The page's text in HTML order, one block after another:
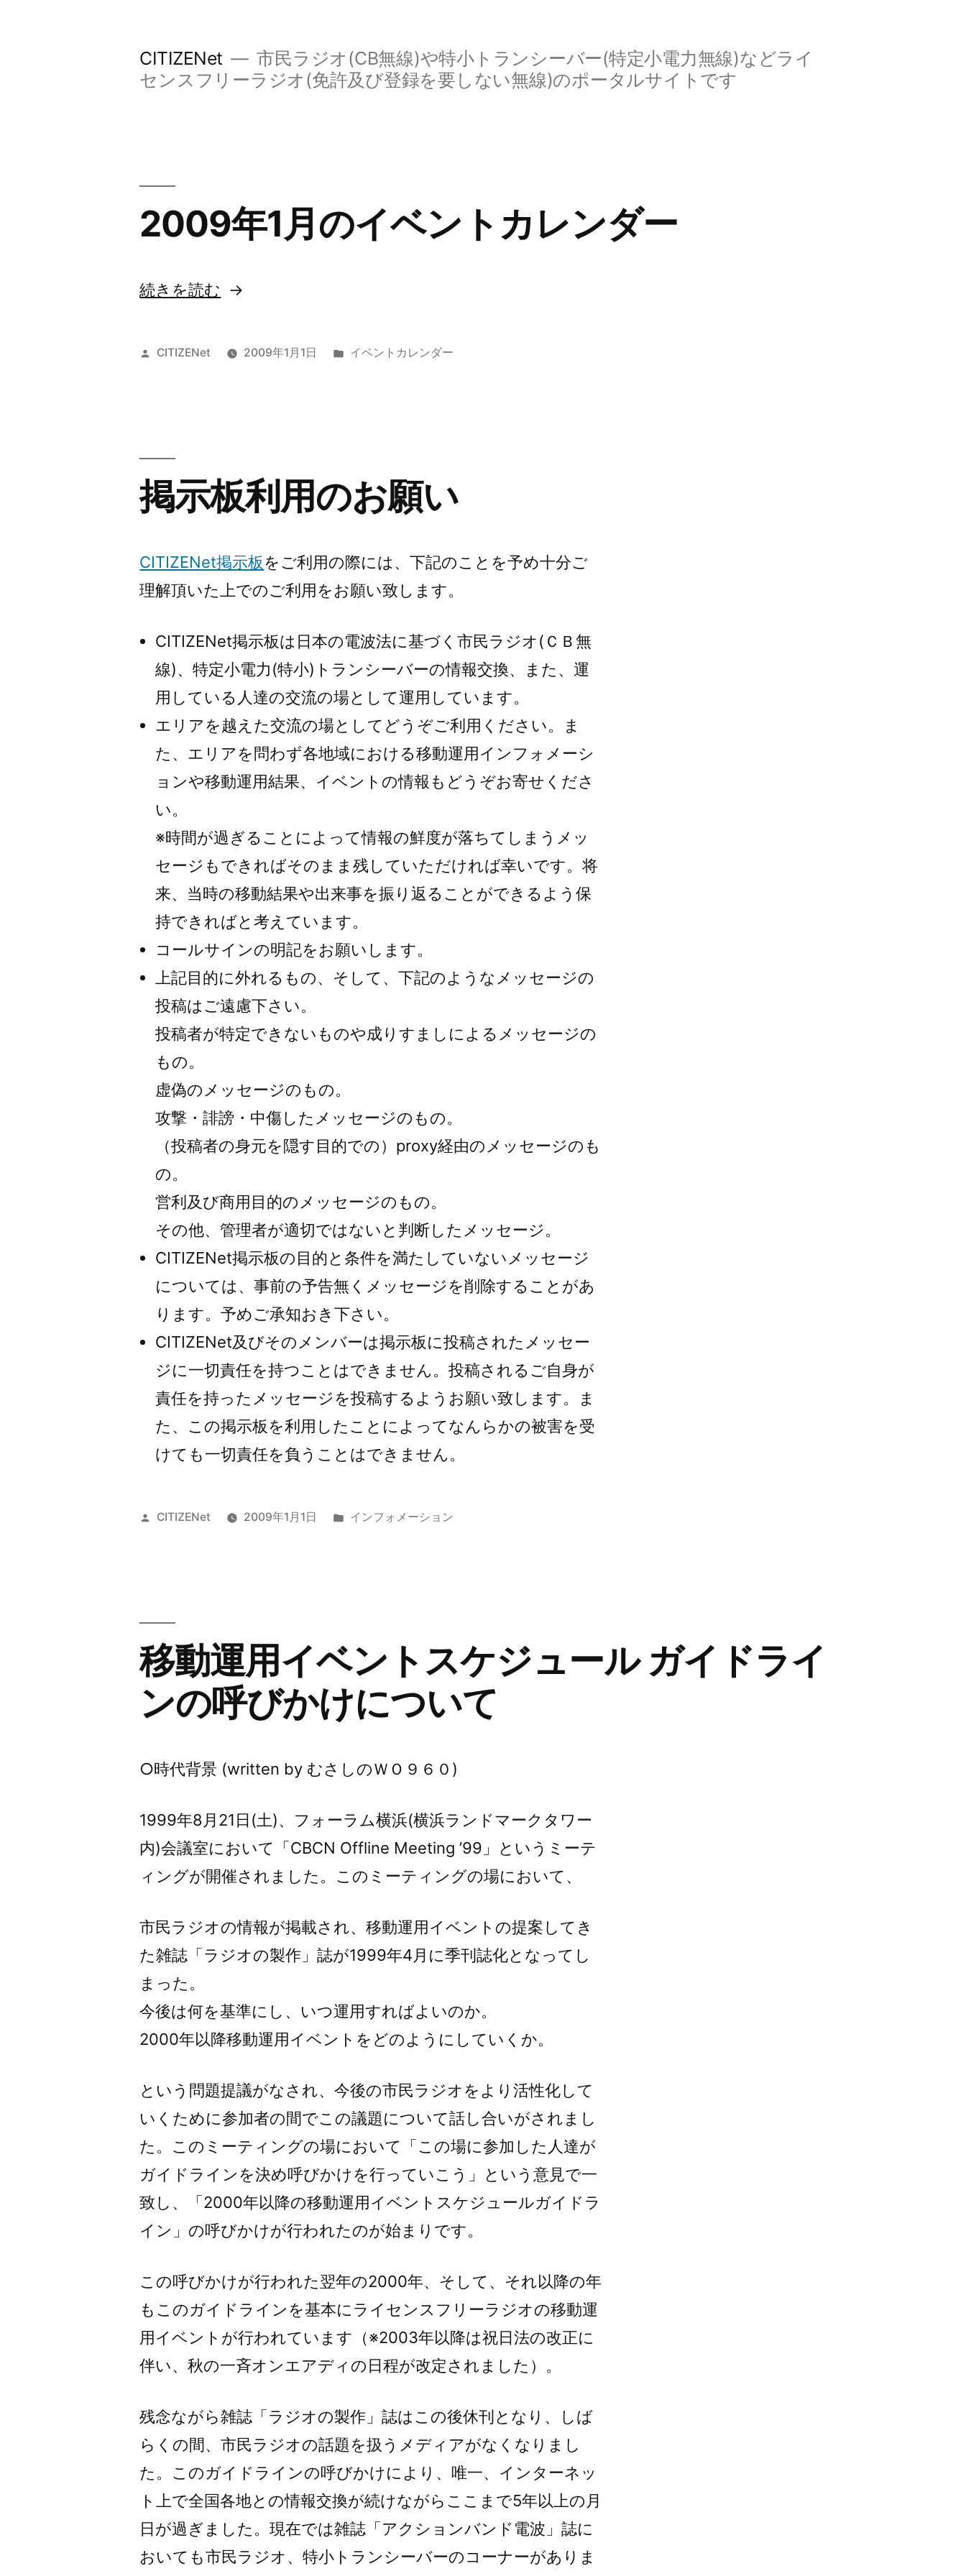
CITIZENet
市民ラジオ(CB無線)や特小トランシーバー(特定小電力無線)などライ
センスフリーラジオ(免許及び登録を要しない無線)のポータルサイトです
2009年1月のイベントカレンダー
“2009
1
ベ
ン
ト
レ
ン
ー”
の
続きを読む
投
CITIZENet 2009年1月1日
カ
イベントカレンダー
掲示板利用のお願い
CITIZENet掲示板をご利用の際には、下記のことを予め十分ご
理解頂いた上でのご利用をお願い致します。
CITIZENet掲示板は日本の電波法に基づく市民ラジオ(ＣＢ無
線)、特定小電力(特小)トランシーバーの情報交換、また、運
用している人達の交流の場として運用しています。
エリアを越えた交流の場としてどうぞご利用ください。ま
た、エリアを問わず各地域における移動運用インフォメーシ
ョンや移動運用結果、イベントの情報もどうぞお寄せくださ
い。
※時間が過ぎることによって情報の鮮度が落ちてしまうメッ
セージもできればそのまま残していただければ幸いです。将
来、当時の移動結果や出来事を振り返ることができるよう保
持できればと考えています。
コールサインの明記をお願いします。
上記目的に外れるもの、そして、下記のようなメッセージの
投稿はご遠慮下さい。
投稿者が特定できないものや成りすましによるメッセージの
もの。
虚偽のメッセージのもの。
攻撃・誹謗・中傷したメッセージのもの。
（投稿者の身元を隠す目的での）proxy経由のメッセージのも
の。
営利及び商用目的のメッセージのもの。
その他、管理者が適切ではないと判断したメッセージ。
CITIZENet掲示板の目的と条件を満たしていないメッセージ
については、事前の予告無くメッセージを削除することがあ
ります。予めご承知おき下さい。
CITIZENet及びそのメンバーは掲示板に投稿されたメッセー
ジに一切責任を持つことはできません。投稿されるご自身が
責任を持ったメッセージを投稿するようお願い致します。ま
た、この掲示板を利用したことによってなんらかの被害を受
けても一切責任を負うことはできません。
投
CITIZENet 2009年1月1日
カ
インフォメーション
移動運用イベントスケジュール ガイドライ
ンの呼びかけについて
○時代背景 (written by むさしのＷＯ９６０)
1999年8月21日(土)、フォーラム横浜(横浜ランドマークタワー
内)会議室において「CBCN Offline Meeting ’99」というミーテ
ィングが開催されました。このミーティングの場において、
市民ラジオの情報が掲載され、移動運用イベントの提案してき
た雑誌「ラジオの製作」誌が1999年4月に季刊誌化となってし
まった。
今後は何を基準にし、いつ運用すればよいのか。
2000年以降移動運用イベントをどのようにしていくか。
という問題提議がなされ、今後の市民ラジオをより活性化して
いくために参加者の間でこの議題について話し合いがされまし
た。このミーティングの場において「この場に参加した人達が
ガイドラインを決め呼びかけを行っていこう」という意見で一
致し、「2000年以降の移動運用イベントスケジュールガイドラ
イン」の呼びかけが行われたのが始まりです。
この呼びかけが行われた翌年の2000年、そして、それ以降の年
もこのガイドラインを基本にライセンスフリーラジオの移動運
用イベントが行われています（※2003年以降は祝日法の改正に
伴い、秋の一斉オンエアディの日程が改定されました）。
残念ながら雑誌「ラジオの製作」誌はこの後休刊となり、しば
らくの間、市民ラジオの話題を扱うメディアがなくなりまし
た。このガイドラインの呼びかけにより、唯一、インターネッ
ト上で全国各地との情報交換が続けながらここまで5年以上の月
日が過ぎました。現在では雑誌「アクションバンド電波」誌に
おいても市民ラジオ、特小トランシーバーのコーナーがありま